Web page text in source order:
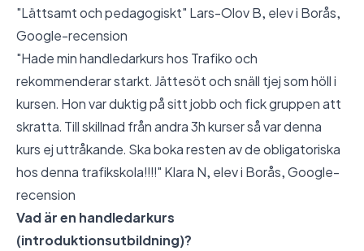
"Lättsamt och pedagogiskt" Lars-Olov B, elev i Borås,
Google-recension
"Hade min handledarkurs hos Trafiko och
rekommenderar starkt. Jättesöt och snäll tjej som höll i
kursen. Hon var duktig på sitt jobb och fick gruppen att
skratta. Till skillnad från andra 3h kurser så var denna
kurs ej uttråkande. Ska boka resten av de obligatoriska
hos denna trafikskola!!!!" Klara N, elev i Borås,Google-
recension
Vad är en handledarkurs
(introduktionsutbildning)?